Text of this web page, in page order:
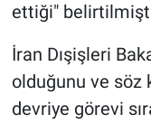
ettiği"
İran Dışişleri
olduğunu ve söz
devriye görevi